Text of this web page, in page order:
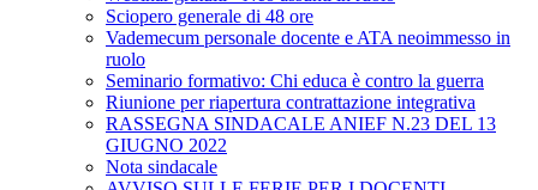
Sciopero generale di 48 ore
Vademecum personale docente e ATA neoimmesso in
ruolo
Seminario formativo: Chi educa è contro la guerra
Riunione per riapertura contrattazione integrativa
RASSEGNA SINDACALE ANIEF N.23 DEL 13
GIUGNO 2022
Nota sindacale